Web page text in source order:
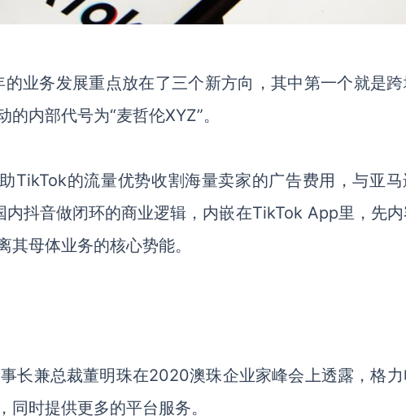
的业务发展重点放在了三个新方向，其中第一个就是
的内部代号为“麦哲伦XYZ”。
TikTok的流量优势收割海量卖家的广告费用，与亚
抖音做闭环的商业逻辑，内嵌在TikTok App里，先
母体业务的核心势能。
长兼总裁董明珠在2020澳珠企业家峰会上透露，格
时提供更多的平台服务。